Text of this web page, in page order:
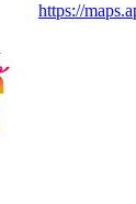
https://